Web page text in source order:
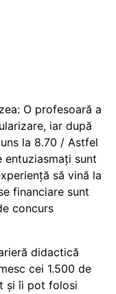
O profesoară a
iar după
la 8.70 / Astfel
entuziasmați sunt
să vină la
financiare sunt
concurs
didactică
cei 1.500 de
și îi pot folosi